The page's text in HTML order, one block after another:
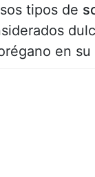
tipos de
en su